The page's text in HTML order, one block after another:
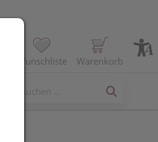
Wunschliste Warenkorb